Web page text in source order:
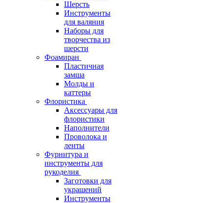
Шерсть
Инструменты
для валяния
Наборы для
творчества из
шерсти
Фоамиран
Пластичная
замша
Молды и
каттеры
Флористика
Аксессуары для
флористики
Наполнители
Проволока и
ленты
Фурнитура и
инструменты для
рукоделия
Заготовки для
украшений
Инструменты